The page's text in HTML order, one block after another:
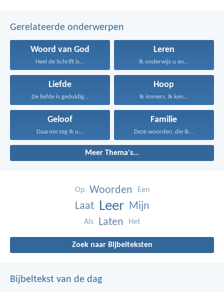
Gerelateerde onderwerpen
Woord van God
Heel de Schrift is...
Leren
Ik onderwijs u en...
Liefde
De liefde is geduldig...
Hoop
Ik immers, Ik ken...
Geloof
Daarom zeg Ik u...
Familie
Deze woorden, die ik...
Meer Thema's...
Op Woorden Een
Laat Leer Mijn
Als Laten Het
Zoek naar Bijbelteksten
Bijbeltekst van de dag